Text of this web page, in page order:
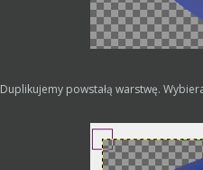
Duplikujemy powstałą warstwę.